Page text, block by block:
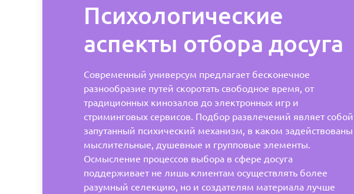
Психологические
аспекты отбора досуга
Современный универсум предлагает бесконечное
разнообразие путей скоротать свободное время, от
традиционных кинозалов до электронных игр и
стриминговых сервисов. Подбор развлечений являет собой
запутанный психический механизм, в каком задействованы
мыслительные, душевные и групповые элементы.
Осмысление процессов выбора в сфере досуга
поддерживает не лишь клиентам осуществлять более
разумный селекцию, но и создателям материала лучше